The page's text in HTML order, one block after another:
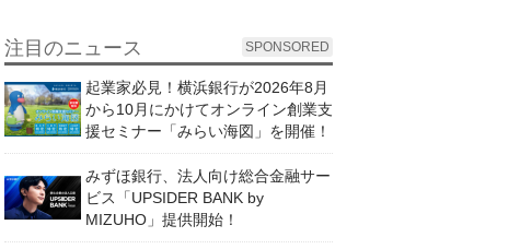
注目のニュース SPONSORED
起業家必見！横浜銀行が2026年8月
から10月にかけてオンライン創業支
援セミナー「みらい海図」を開催！
みずほ銀行、法人向け総合金融サー
ビス「UPSIDER BANK by
MIZUHO」提供開始！